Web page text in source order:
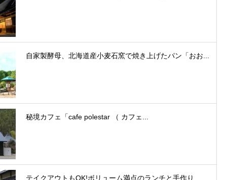
自家製酵母、北海道産小麦石窯で焼き上げたパン「おお...
秘境カフェ「cafe polestar （ カフェ...
テイクアウトもOK!ボリューム満点のランチと手作り...